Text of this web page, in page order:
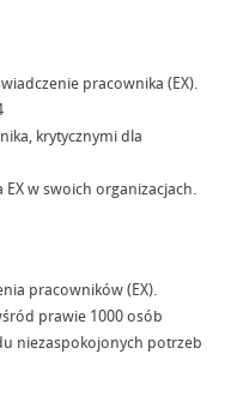
pracownika (EX).
krytycznymi dla
w swoich organizacjach.
pracowników (EX).
prawie 1000 osób
niezaspokojonych potrzeb